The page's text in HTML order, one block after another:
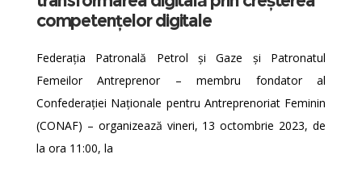
competențelor digitale
Federația Patronală Petrol și Gaze și Patronatul
Femeilor Antreprenor – membru fondator al
Confederației Naționale pentru Antreprenoriat Feminin
(CONAF) – organizează vineri, 13 octombrie 2023, de
la ora 11:00, la